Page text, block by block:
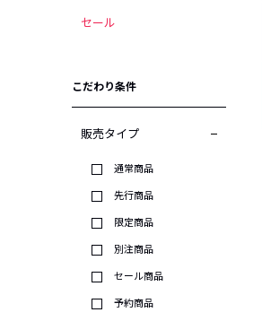
セール
こだわり条件
販売タイプ
通常商品
先行商品
限定商品
別注商品
セール商品
予約商品